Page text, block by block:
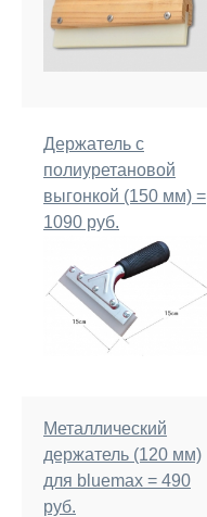
Держатель с
полиуретановой
выгонкой (150 мм) =
1090 руб.
Металлический
держатель (120 мм)
для bluemax = 490
руб.